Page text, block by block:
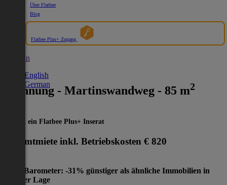
Über Flatbee
Blog
Flatbee Plus+ Zugang
German
English
German
Wohnung - Martinswandweg - 85 m2
Dies ist ein Flatbee Plus+ Inserat
Gesamtmiete inkl. Betriebskosten € 820
Preis-Barometer: -31% günstiger als ähnliche Immobilien in
gleicher Lage